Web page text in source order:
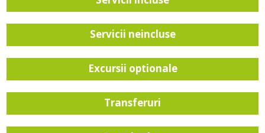
Servicii neincluse
Excursii optionale
Transferuri